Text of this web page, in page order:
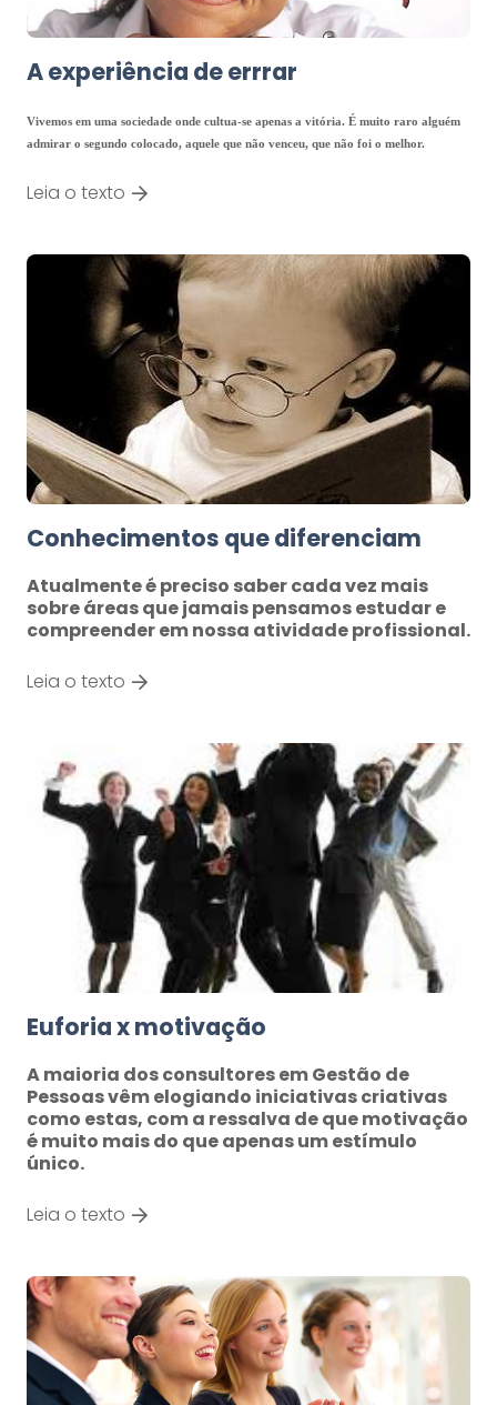
A experiência de errrar
Vivemos em uma sociedade onde cultua-se apenas a vitória. É muito raro alguém
admirar o segundo colocado, aquele que não venceu, que não foi o melhor.
Leia o texto
Conhecimentos que diferenciam
Atualmente é preciso saber cada vez mais
sobre áreas que jamais pensamos estudar e
compreender em nossa atividade profissional.
Leia o texto
Euforia x motivação
A maioria dos consultores em Gestão de
Pessoas vêm elogiando iniciativas criativas
como estas, com a ressalva de que motivação
é muito mais do que apenas um estímulo
único.
Leia o texto